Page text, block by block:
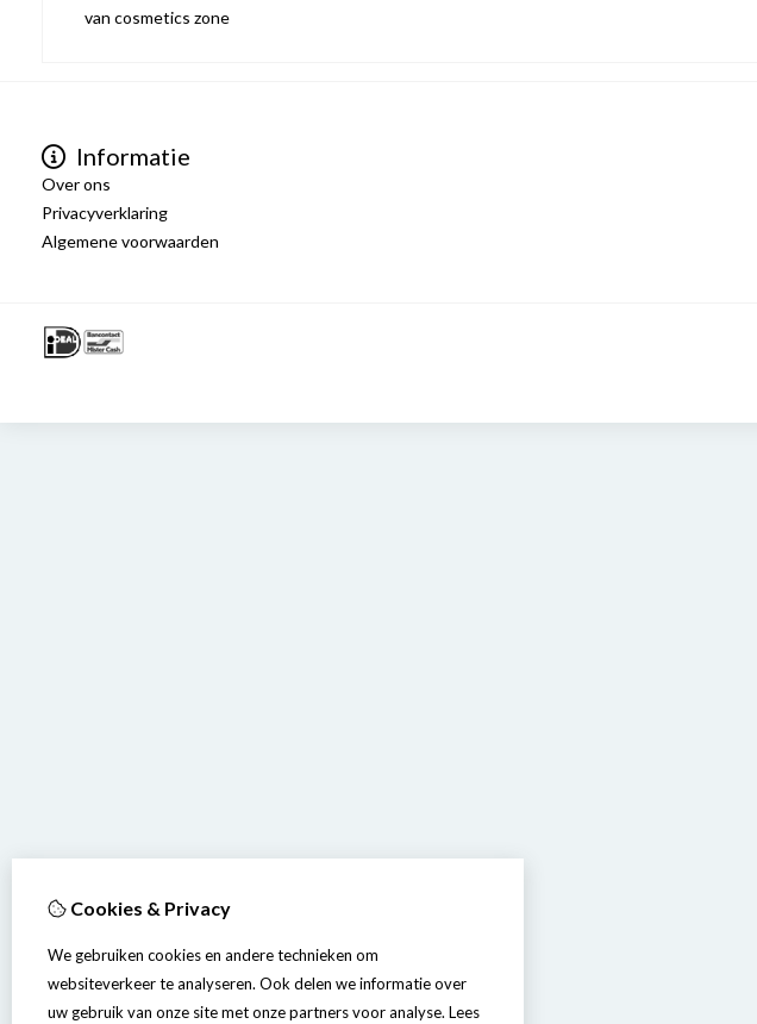
van cosmetics zone
Informatie
Over ons
Privacyverklaring
Algemene voorwaarden
Cookies & Privacy
We gebruiken cookies en andere technieken om
websiteverkeer te analyseren. Ook delen we informatie over
uw gebruik van onze site met onze partners voor analyse. Lees